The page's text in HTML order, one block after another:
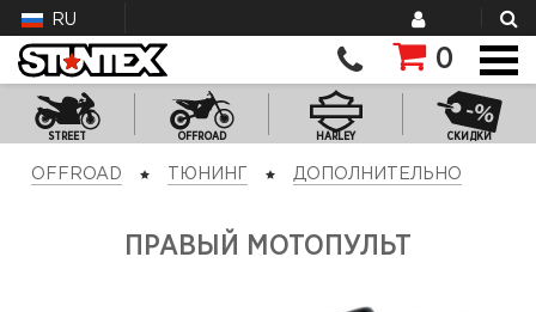
RU
0
STREET OFFROAD HARLEY СКИДКИ
OFFROAD ТЮНИНГ ДОПОЛНИТЕЛЬНО
ПРАВЫЙ МОТОПУЛЬТ